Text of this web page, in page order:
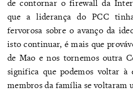
de contornar o firewall da
que a liderança do PCC
fervorosa sobre o avanço da
isto continuar, é mais que
de Mao e nos tornemos outra
significa que podemos voltar à
membros da família se voltaram